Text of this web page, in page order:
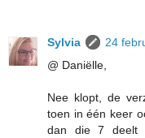
Sylvia
24
@ Daniëlle,
Nee klopt, de
toen in één keer
dan die 7 deelt